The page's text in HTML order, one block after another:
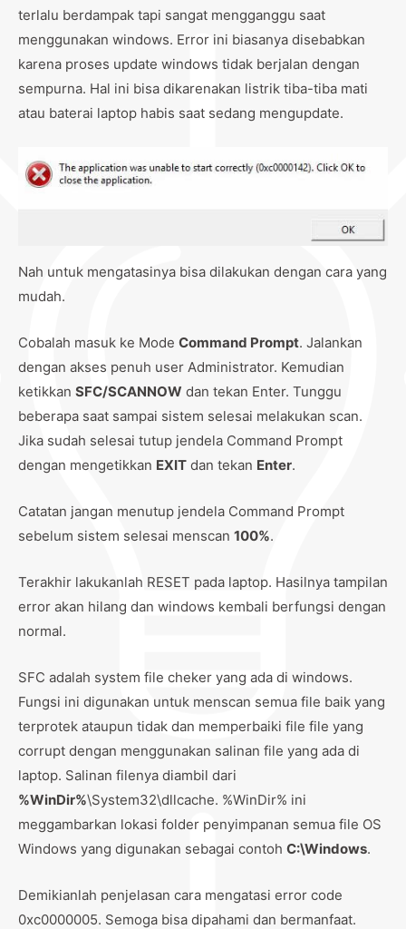
terlalu berdampak tapi sangat mengganggu saat
menggunakan windows. Error ini biasanya disebabkan
karena proses update windows tidak berjalan dengan
sempurna. Hal ini bisa dikarenakan listrik tiba-tiba mati
atau baterai laptop habis saat sedang mengupdate.
Nah untuk mengatasinya bisa dilakukan dengan cara yang
mudah.
Cobalah masuk ke Mode Command Prompt. Jalankan
dengan akses penuh user Administrator. Kemudian
ketikkan SFC/SCANNOW dan tekan Enter. Tunggu
beberapa saat sampai sistem selesai melakukan scan.
Jika sudah selesai tutup jendela Command Prompt
dengan mengetikkan EXIT dan tekan Enter.
Catatan jangan menutup jendela Command Prompt
sebelum sistem selesai menscan 100%.
Terakhir lakukanlah RESET pada laptop. Hasilnya tampilan
error akan hilang dan windows kembali berfungsi dengan
normal.
SFC adalah system file cheker yang ada di windows.
Fungsi ini digunakan untuk menscan semua file baik yang
terprotek ataupun tidak dan memperbaiki file file yang
corrupt dengan menggunakan salinan file yang ada di
laptop. Salinan filenya diambil dari
%WinDir%\System32\dllcache. %WinDir% ini
meggambarkan lokasi folder penyimpanan semua file OS
Windows yang digunakan sebagai contoh C:\Windows.
Demikianlah penjelasan cara mengatasi error code
0xc0000005. Semoga bisa dipahami dan bermanfaat.